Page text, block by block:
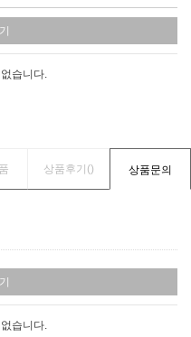
습니다.
상품후기() 상품문의
습니다.